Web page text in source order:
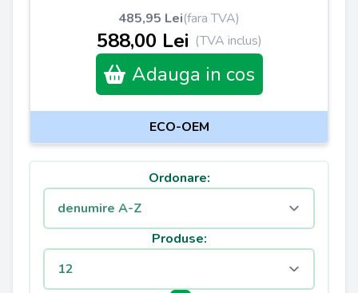
485,95 Lei(fara TVA)
588,00 Lei (TVA inclus)
Adauga in cos
ECO-OEM
Ordonare:
Produse: